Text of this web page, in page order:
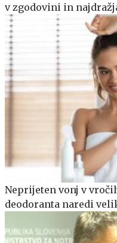
v zgodovini in
Neprijeten vonj v
deodoranta naredi